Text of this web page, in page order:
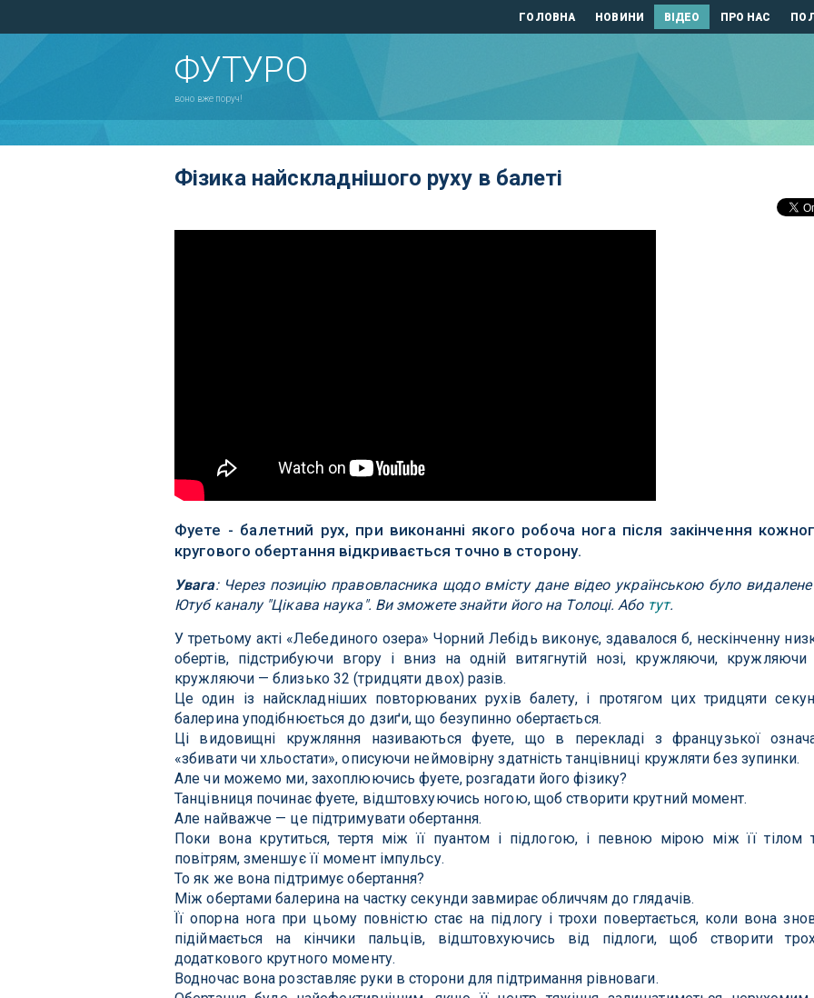
ГОЛОВНА НОВИНИ ВІДЕО ПРО НАС
ФУТУРО
воно вже поруч!
Фізика найскладнішого руху в балеті
Фуете - балетний рух, при виконанні якого робоча нога після закінчення
кругового обертання відкривається точно в сторону.
Увага: Через позицію правовласника щодо вмісту дане відео українською було
Ютуб каналу "Цікава наука". Ви зможете знайти його на Толоці. Або тут.
У третьому акті «Лебединого озера» Чорний Лебідь виконує, здавалося б, нескінченну
обертів, підстрибуючи вгору і вниз на одній витягнутій нозі, кружляючи,
кружляючи — близько 32 (тридцяти двох) разів.
Це один із найскладніших повторюваних рухів балету, і протягом цих тридцяти
балерина уподібнюється до дзиґи, що безупинно обертається.
Ці видовищні кружляння називаються фуете, що в перекладі з французької
«збивати чи хльостати», описуючи неймовірну здатність танцівниці кружляти без зупинки.
Але чи можемо ми, захоплюючись фуете, розгадати його фізику?
Танцівниця починає фуете, відштовхуючись ногою, щоб створити крутний момент.
Але найважче — це підтримувати обертання.
Поки вона крутиться, тертя між її пуантом і підлогою, і певною мірою між її тілом
повітрям, зменшує її момент імпульсу.
То як же вона підтримує обертання?
Між обертами балерина на частку секунди завмирає обличчям до глядачів.
Її опорна нога при цьому повністю стає на підлогу і трохи повертається, коли вона
підіймається на кінчики пальців, відштовхуючись від підлоги, щоб створити
додаткового крутного моменту.
Водночас вона розставляє руки в сторони для підтримання рівноваги.